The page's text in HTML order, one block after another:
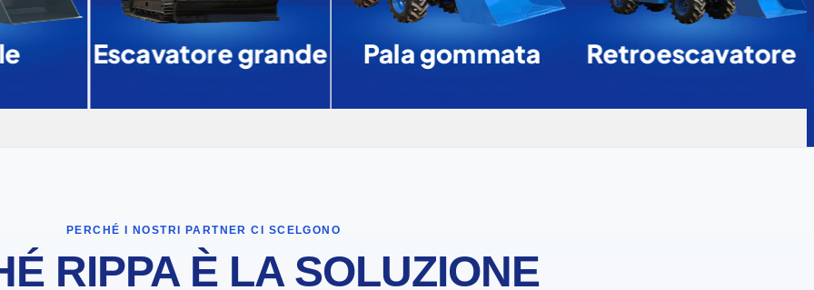
Escavatore grande Pala gommata Retroescavatore
PERCHÉ I NOSTRI PARTNER CI SCELGONO
RIPPA È LA SOLUZIONE